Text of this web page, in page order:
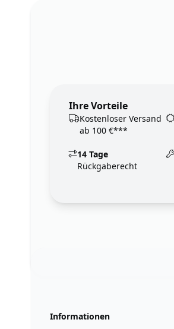
Ihre Vorteile
Kostenloser Versand
ab 100 €***
14 Tage
Rückgaberecht
Informationen